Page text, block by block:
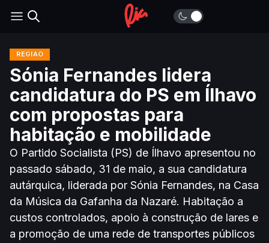
REGIÃO
Sónia Fernandes lidera
candidatura do PS em Ílhavo
com propostas para
habitação e mobilidade
O Partido Socialista (PS) de Ílhavo apresentou no
passado sábado, 31 de maio, a sua candidatura
autárquica, liderada por Sónia Fernandes, na Casa
da Música da Gafanha da Nazaré. Habitação a
custos controlados, apoio à construção de lares e
a promoção de uma rede de transportes públicos